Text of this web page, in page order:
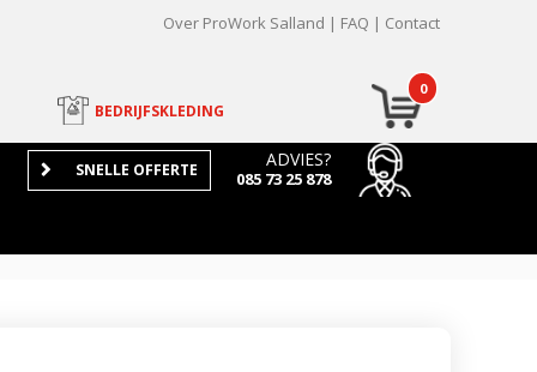
Over ProWork Salland FAQ Contact
0
BEDRIJFSKLEDING
ADVIES?
085 73 25 878
SNELLE OFFERTE